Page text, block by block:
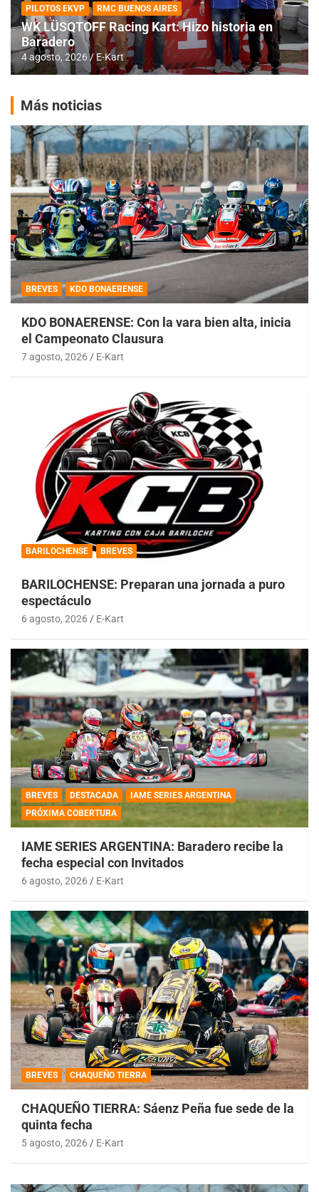
PILOTOS EKVP RMC BUENOS AIRES
WK LÜSQTOFF Racing Kart: Hizo historia en
Baradero
4 agosto, 2026 E-Kart
Más noticias
BREVES KDO BONAERENSE
KDO BONAERENSE: Con la vara bien alta, inicia
el Campeonato Clausura
7 agosto, 2026 E-Kart
BARILOCHENSE BREVES
BARILOCHENSE: Preparan una jornada a puro
espectáculo
6 agosto, 2026 E-Kart
BREVES DESTACADA
IAME SERIES ARGENTINA
PRÓXIMA COBERTURA
IAME SERIES ARGENTINA: Baradero recibe la
fecha especial con Invitados
6 agosto, 2026 E-Kart
BREVES CHAQUEÑO TIERRA
CHAQUEÑO TIERRA: Sáenz Peña fue sede de la
quinta fecha
5 agosto, 2026 E-Kart